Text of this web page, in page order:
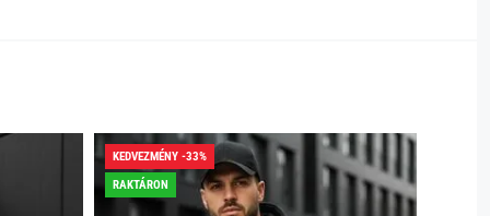
KEDVEZMÉNY -33%
RAKTÁRON